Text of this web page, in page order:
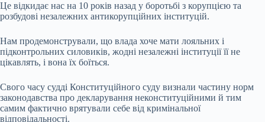
Це відкидає нас на 10 років назад у боротьбі з корупцією та
розбудові незалежних антикорупційних інституцій.
Нам продемонстрували, що влада хоче мати лояльних і
підконтрольних силовиків, жодні незалежні інституції її не
цікавлять, і вона їх боїться.
Свого часу судді Конституційного суду визнали частину норм
законодавства про декларування неконституційними й тим
самим фактично врятували себе від кримінальної
відповідальності.